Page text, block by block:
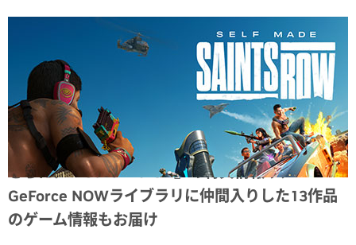
さらに、『Guild Wars 2』の特典情報や、
GeForce NOWライブラリに仲間入りした13作品
のゲーム情報もお届け